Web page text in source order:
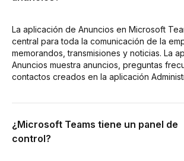
La aplicación de Anuncios en Microsoft
central para toda la comunicación de la
memorandos, transmisiones y noticias. La
Anuncios muestra anuncios, preguntas
contactos creados en la aplicación
¿Microsoft Teams tiene un panel de
control?